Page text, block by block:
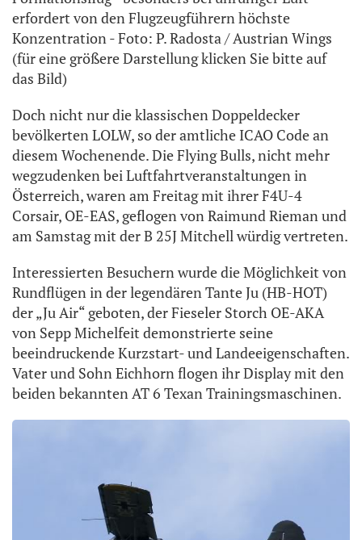
erfordert von den Flugzeugführern höchste
Konzentration - Foto: P. Radosta / Austrian Wings
(für eine größere Darstellung klicken Sie bitte auf
das Bild)
Doch nicht nur die klassischen Doppeldecker
bevölkerten LOLW, so der amtliche ICAO Code an
diesem Wochenende. Die Flying Bulls, nicht mehr
wegzudenken bei Luftfahrtveranstaltungen in
Österreich, waren am Freitag mit ihrer F4U-4
Corsair, OE-EAS, geflogen von Raimund Rieman und
am Samstag mit der B 25J Mitchell würdig vertreten.
Interessierten Besuchern wurde die Möglichkeit von
Rundflügen in der legendären Tante Ju (HB-HOT)
der „Ju Air“ geboten, der Fieseler Storch OE-AKA
von Sepp Michelfeit demonstrierte seine
beeindruckende Kurzstart- und Landeeigenschaften.
Vater und Sohn Eichhorn flogen ihr Display mit den
beiden bekannten AT 6 Texan Trainingsmaschinen.